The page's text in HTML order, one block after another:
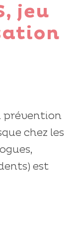
jeu
prévention
chez les
est